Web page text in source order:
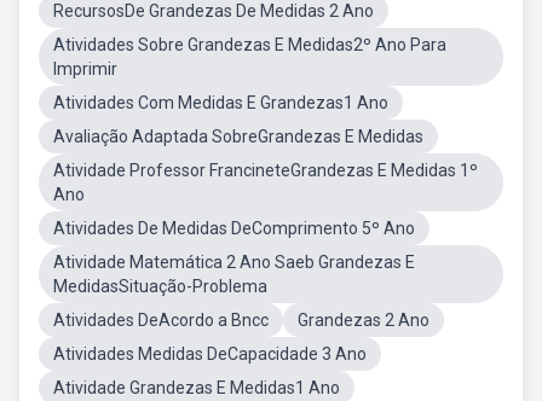
RecursosDe Grandezas De Medidas 2 Ano
Atividades Sobre Grandezas E Medidas2º Ano Para
Imprimir
Atividades Com Medidas E Grandezas1 Ano
Avaliação Adaptada SobreGrandezas E Medidas
Atividade Professor FrancineteGrandezas E Medidas 1º
Ano
Atividades De Medidas DeComprimento 5º Ano
Atividade Matemática 2 Ano Saeb Grandezas E
MedidasSituação-Problema
Atividades DeAcordo a Bncc
Grandezas 2 Ano
Atividades Medidas DeCapacidade 3 Ano
Atividade Grandezas E Medidas1 Ano